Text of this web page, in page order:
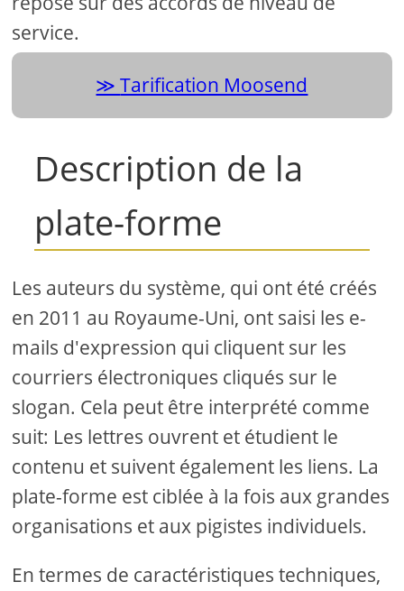
service.
Tarification Moosend
Description de la
plate-forme
Les auteurs du système, qui ont été créés
en 2011 au Royaume-Uni, ont saisi les e-
mails d'expression qui cliquent sur les
courriers électroniques cliqués sur le
slogan. Cela peut être interprété comme
suit: Les lettres ouvrent et étudient le
contenu et suivent également les liens. La
plate-forme est ciblée à la fois aux grandes
organisations et aux pigistes individuels.
En termes de caractéristiques techniques,